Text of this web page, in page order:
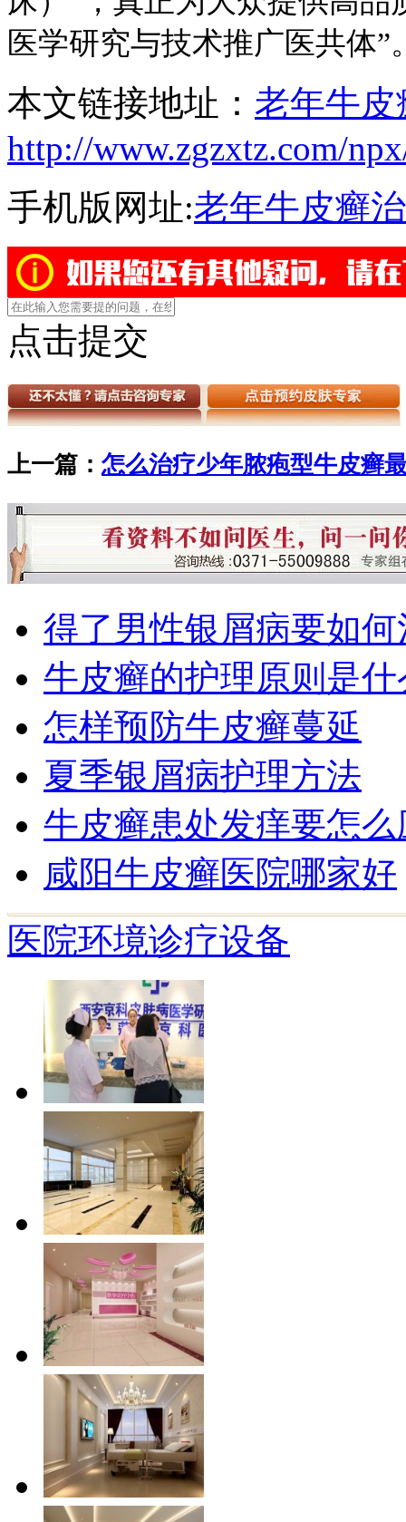
医学研究与技术推广医共体”
本文链接地址： 老年牛
http://www.zgzxtz.com/
手机版网址:老年牛皮癣
点击提交
上一篇： 怎么治疗少年脓疱型牛皮癣
得了男性银屑病要如何
牛皮癣的护理原则是什
怎样预防牛皮癣蔓延
夏季银屑病护理方法
牛皮癣患处发痒要怎么
咸阳牛皮癣医院哪家好
医院环境诊疗设备